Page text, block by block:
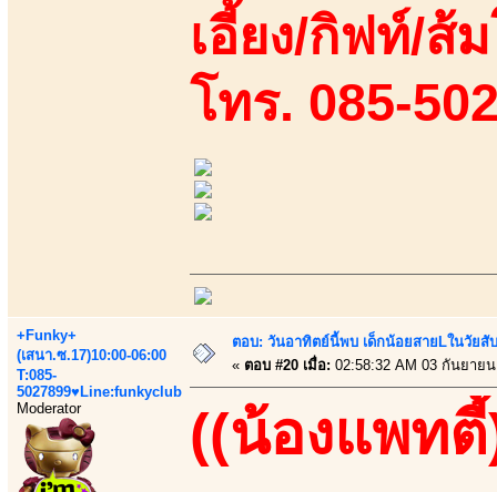
เอี้ยง/กิฟท์/ส้
โทร. 085-
+Funky+
(เสนา.ซ.17)10:00-06:00
T:085-
5027899♥Line:funkyclub
Moderator
ตอบ: วันอาทิตย์นี้พบ เด็กน้อยสายLในวัย
« ตอบ #20 เมื่อ: 02:58:32 AM 03 กันยาย
((น้องแพท